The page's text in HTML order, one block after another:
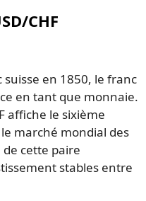
CHF
en 1850, le franc
en tant que monnaie.
affiche le sixième
marché mondial des
cette paire
stables entre